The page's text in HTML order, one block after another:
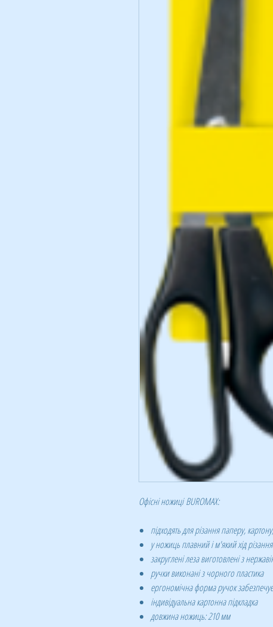
Офісні ножиці BUROMAX:
підходять для різання паперу,
у ножиць плавний і м'який хід різання
закруглені леза виготовлені з
ручки виконані з чорного пластика
ергономічна форма ручок
індивідуальна картонна підкладка
довжина ножиць: 210 мм